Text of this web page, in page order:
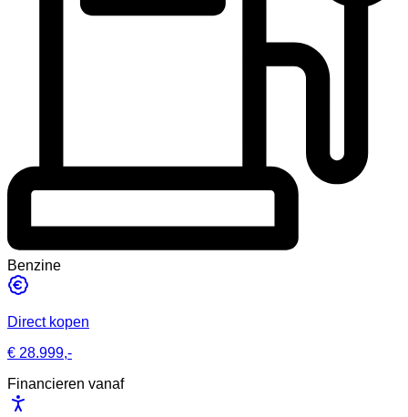
Benzine
Direct kopen
€ 28.999,-
Financieren vanaf